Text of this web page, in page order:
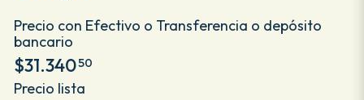
Precio con Efectivo o Transferencia o depósito
bancario
$31.34050
Precio lista